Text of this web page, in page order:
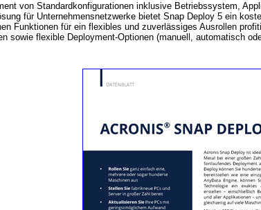
von Standardkonfigurationen inklusive Betriebssystem,
für Unternehmensnetzwerke bietet Snap Deploy 5 ein
Funktionen für ein flexibles und zuverlässiges Ausrollen
flexible Deployment-Optionen (manuell, automatisch